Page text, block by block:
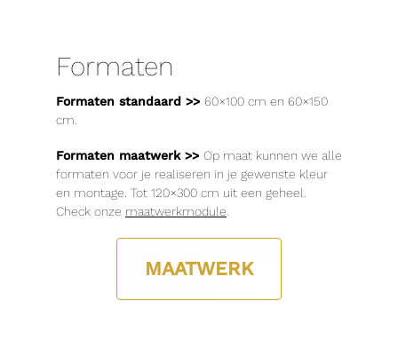
Formaten
Formaten standaard >> 60×100 cm en 60×150
cm.
Formaten maatwerk >> Op maat kunnen we alle
formaten voor je realiseren in je gewenste kleur
en montage. Tot 120×300 cm uit een geheel.
Check onze maatwerkmodule
MAATWERK